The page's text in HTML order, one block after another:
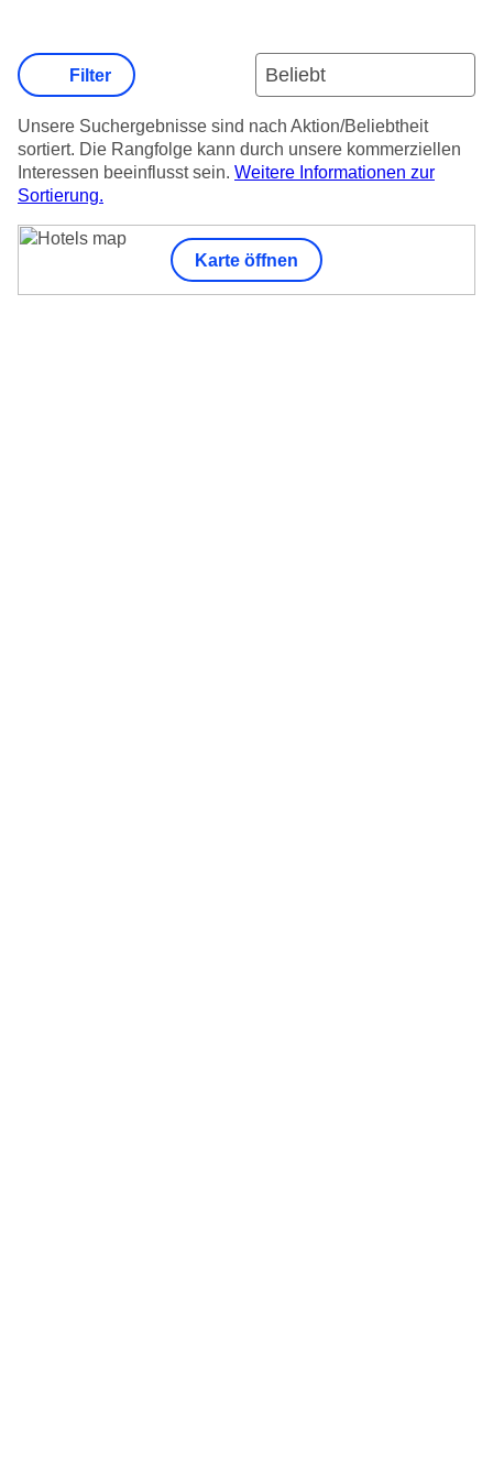
Unsere Suchergebnisse sind nach Aktion/Beliebtheit
sortiert. Die Rangfolge kann durch unsere kommerziellen
Interessen beeinflusst sein. Weitere Informationen zur
Sortierung.
Karte öffnen
Filter